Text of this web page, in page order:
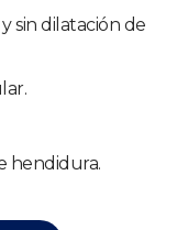
sin dilatación de
hendidura.